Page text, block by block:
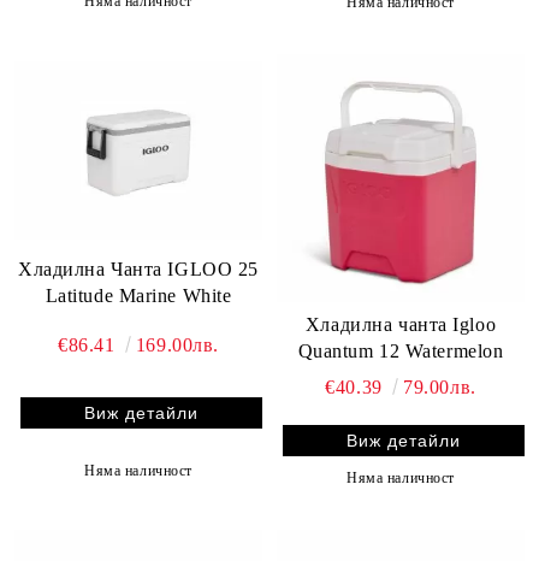
Хладилна Чанта IGLOO 25
Latitude Marine White
€86.41 169.00лв.
Виж детайли
Няма наличност
Хладилна чанта Igloo
Quantum 12 Watermelon
€40.39
79.00лв.
Виж детайли
Няма наличност